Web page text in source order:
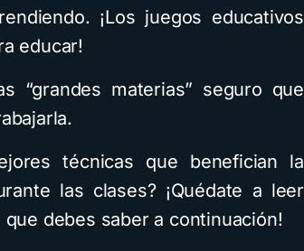
¡Los juegos educativos
educar!
“grandes materias” seguro que
técnicas que benefician la
las clases? ¡Quédate a leer
debes saber a continuación!